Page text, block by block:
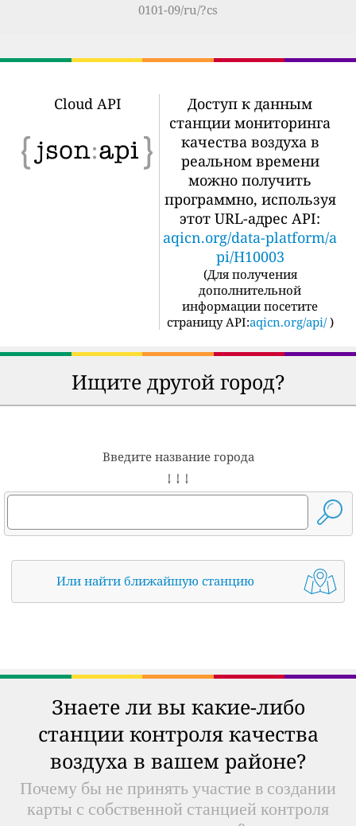
0101-09/ru/?cs
Cloud API
Доступ к данным
станции мониторинга
качества воздуха в
реальном времени
можно получить
программно, используя
этот URL-адрес API:
aqicn.org/data-platform/a
pi/H10003
(Для получения
дополнительной
информации посетите
страницу API:aqicn.org/api/ )
Ищите другой город?
Введите название города
↓ ↓ ↓
Или найти ближайшую станцию
Знаете ли вы какие-либо
станции контроля качества
воздуха в вашем районе?
Почему бы не принять участие в создании
карты с собственной станцией контроля